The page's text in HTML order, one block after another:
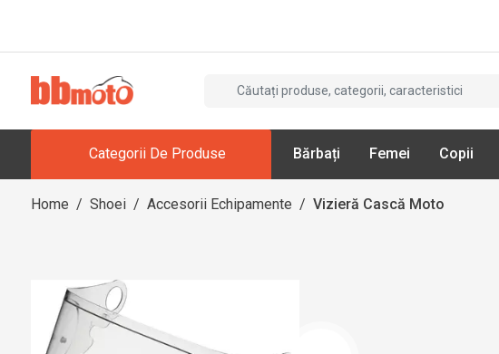
Categorii De Produse Bărbați Femei Copii
Home / Shoei / Accesorii Echipamente / Vizieră Cască Moto